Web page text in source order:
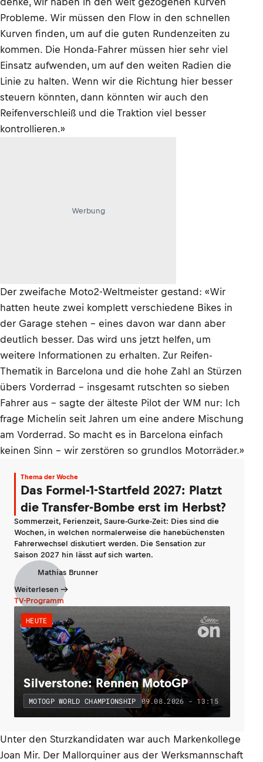
Probleme. Wir müssen den Flow in den schnellen
Kurven finden, um auf die guten Rundenzeiten zu
kommen. Die Honda-Fahrer müssen hier sehr viel
Einsatz aufwenden, um auf den weiten Radien die
Linie zu halten. Wenn wir die Richtung hier besser
steuern könnten, dann könnten wir auch den
Reifenverschleiß und die Traktion viel besser
kontrollieren.»
Werbung
Der zweifache Moto2-Weltmeister gestand: «Wir
hatten heute zwei komplett verschiedene Bikes in
der Garage stehen – eines davon war dann aber
deutlich besser. Das wird uns jetzt helfen, um
weitere Informationen zu erhalten. Zur Reifen-
Thematik in Barcelona und die hohe Zahl an Stürzen
übers Vorderrad – insgesamt rutschten so sieben
Fahrer aus – sagte der älteste Pilot der WM nur: Ich
frage Michelin seit Jahren um eine andere Mischung
am Vorderrad. So macht es in Barcelona einfach
keinen Sinn – wir zerstören so grundlos Motorräder.»
Thema der Woche
Das Formel-1-Startfeld 2027: Platzt
die Transfer-Bombe erst im Herbst?
Sommerzeit, Ferienzeit, Saure-Gurke-Zeit: Dies sind die
Wochen, in welchen normalerweise die hanebüchensten
Fahrerwechsel diskutiert werden. Die Sensation zur
Saison 2027 hin lässt auf sich warten.
Mathias Brunner
Weiterlesen
TV-Programm
HEUTE
Silverstone: Rennen MotoGP
MOTOGP WORLD CHAMPIONSHIP 09.08.2026 - 13:15
Unter den Sturzkandidaten war auch Markenkollege
Joan Mir. Der Mallorquiner aus der Werksmannschaft